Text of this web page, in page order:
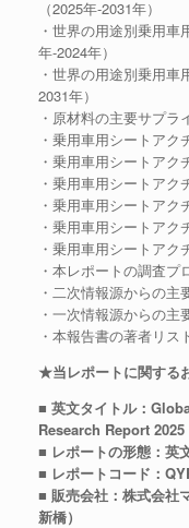
（2025年-2031年）
・世界の用途別乗用
年-2024年）
・世界の用途別乗用
2031年）
・原材料の主要サプラ
・乗用車用シートアク
・乗用車用シートアク
・乗用車用シートアク
・乗用車用シートア
・乗用車用シートアク
・乗用車用シートア
・本レポートの調査プ
・二次情報源からの主
・一次情報源からの主
・本報告書の著者リス
★当レポートに関する
■ 英文タイトル：
Research Report 2025
■ レポートの形態：英
■ レポートコード：
■ 販売会社：株式会社
新橋）